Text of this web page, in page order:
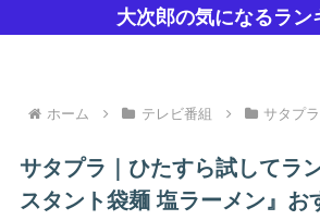
大次郎の気になるラン
ホーム テレビ番組 サタプ
サタプラ｜ひたすら試してラ
スタント袋麺 塩ラーメン』お